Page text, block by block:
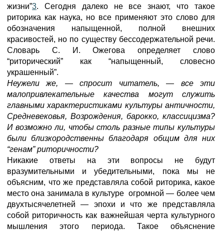
жизни”3. Сегодня далеко не все знают, что такое
риторика как наука, но все применяют это слово для
обозначения напыщенной, полной внешних
красивостей, но по существу бессодержательной речи.
Словарь С. И. Ожегова определяет слово
“риторический” как “напыщенный, словесно
украшенный”.
Неужели же, — спросит читатель, — все эти
малопривлекательные качества могут служить
главными характеристиками культуры античности,
Средневековья, Возрождения, барокко, классицизма?
И возможно ли, чтобы столь разные типы культуры
были близкородственны благодаря общим для них
“генам” риторичности?
Никакие ответы на эти вопросы не будут
вразумительными и убедительными, пока мы не
объясним, что же представляла собой риторика, какое
место она занимала в культуре огромной — более чем
двухтысячелетней — эпохи и что же представляла
собой риторичность как важнейшая черта культурного
мышления этого периода. Такое объяснение